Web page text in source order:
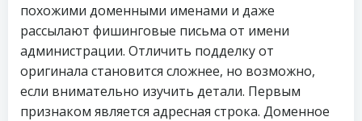
похожими доменными именами и даже
рассылают фишинговые письма от имени
администрации. Отличить подделку от
оригинала становится сложнее, но возможно,
если внимательно изучить детали. Первым
признаком является адресная строка. Доменное